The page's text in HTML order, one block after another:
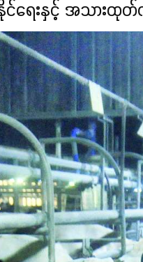
နိုင်ရေးနှင့် အသား